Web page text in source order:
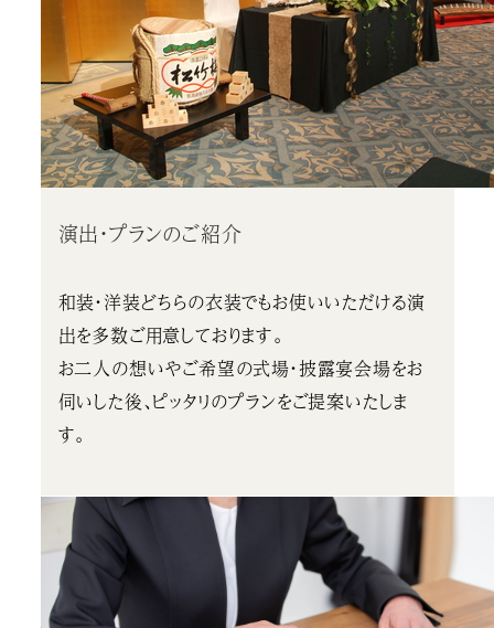
演出・プランのご紹介
和装・洋装どちらの衣装でもお使いいただける演
出を多数ご用意しております。
お二人の想いやご希望の式場・披露宴会場をお
伺いした後、ピッタリのプランをご提案いたしま
す。